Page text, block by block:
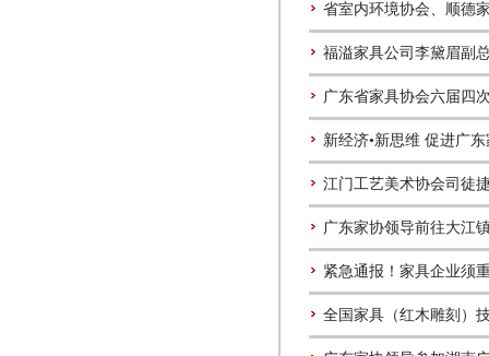
省室内环境协会、顺德
福溢家具公司李黛眉副
广东省家具协会六届四
新经济•新思维 促进广
江门工艺美术协会司徒
广东家协领导前往大江
紧急通报！家具企业须
全国家具（红木雕刻）